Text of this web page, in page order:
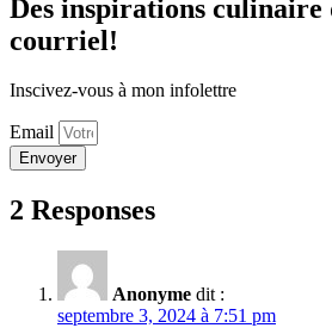
Des inspirations culinaire
courriel!
Inscivez-vous à mon infolettre
Email
Envoyer
2 Responses
Anonyme dit :
septembre 3, 2024 à 7:51 pm